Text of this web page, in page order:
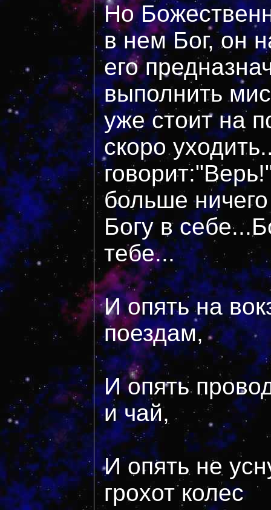
Но
в нем Бог, он
его
выполнить
уже стоит на
скоро
больше
Богу в
тебе...
И опять на
поездам,
И опять
и чай,
И опять не
грохот колес